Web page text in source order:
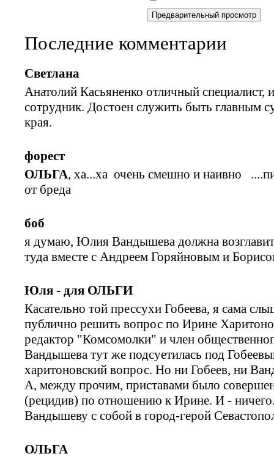
-
-
Последние комментарии
Светлана
Анатолий Касьяненко отличный специалист,
сотрудник. Достоен служить быть главным
края.
форест
ОЛЬГА, ха...ха очень смешно и наивно
от бреда
боб
я думаю, Юлия Вандышева должна
туда вместе с Андреем Горяйновым и
Юля - для ОЛЬГИ
Касательно той прессухи Гобеева, я сама
публично решить вопрос по Ирине
редактор "Комсомолки" и член
Вандышева тут же подсуетилась под
харитоновский вопрос. Но ни Гобеев, ни
А, между прочим, приставами было
(рецидив) по отношению к Ирине. И -
Вандышеву с собой в город-герой
ОЛЬГА